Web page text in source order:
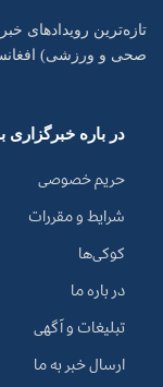
تازه‌ترین رویدادهای
صحی و ورزشی)
در باره خبرگزاری
حریم خصوصی
شرایط و مقررات
کوکی‌ها
در باره ما
تبلیغات و آگهی
ارسال خبر به ما